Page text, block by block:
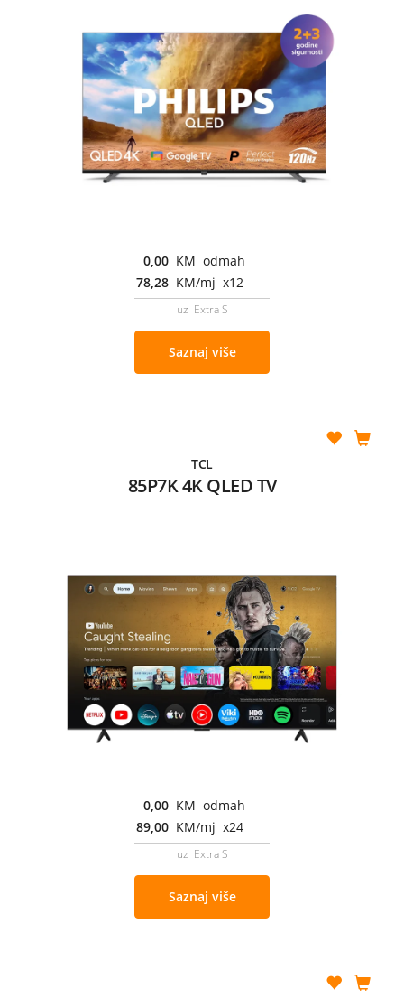
0,00 KM odmah
78,28 KM/mj x12
uz Extra S
Saznaj više
TCL
85P7K 4K QLED TV
0,00 KM odmah
89,00 KM/mj x24
uz Extra S
Saznaj više